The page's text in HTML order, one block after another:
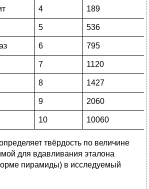
4 189
5 536
6 795
7 1120
8 1427
9 2060
10 10060
твёрдость по величине
для вдавливания эталона
пирамиды) в исследуемый